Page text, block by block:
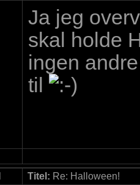
Ja jeg
skal holde
ingen
til
Titel: Re: Halloween!